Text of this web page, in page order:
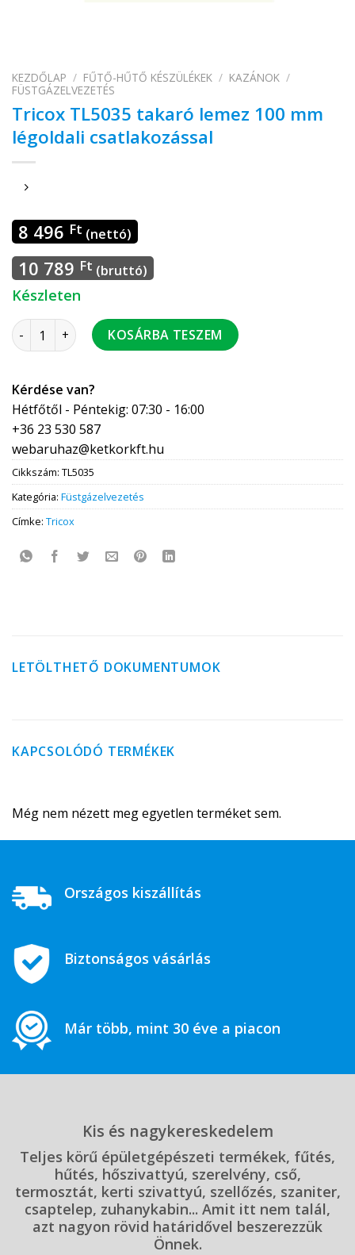
KEZDŐLAP / FŰTŐ-HŰTŐ KÉSZÜLÉKEK / KAZÁNOK /
FÜSTGÁZELVEZETÉS
Tricox TL5035 takaró lemez 100 mm
légoldali csatlakozással
8 496 Ft (nettó)
10 789 Ft (bruttó)
Készleten
Tricox TL5035 takaró lemez 100 mm légoldali
KOSÁRBA TESZEM
Kérdése van?
Hétfőtől - Péntekig: 07:30 - 16:00
+36 23 530 587
webaruhaz@ketkorkft.hu
Cikkszám: TL5035
Kategória: Füstgázelvezetés
Címke: Tricox
LETÖLTHETŐ DOKUMENTUMOK
KAPCSOLÓDÓ TERMÉKEK
Még nem nézett meg egyetlen terméket sem.
Országos kiszállítás
Biztonságos vásárlás
Már több, mint 30 éve a piacon
Kis és nagykereskedelem
Teljes körű épületgépészeti termékek, fűtés,
hűtés, hőszivattyú, szerelvény, cső,
termosztát, kerti szivattyú, szellőzés, szaniter,
csaptelep, zuhanykabin... Amit itt nem talál,
azt nagyon rövid határidővel beszerezzük
Önnek.